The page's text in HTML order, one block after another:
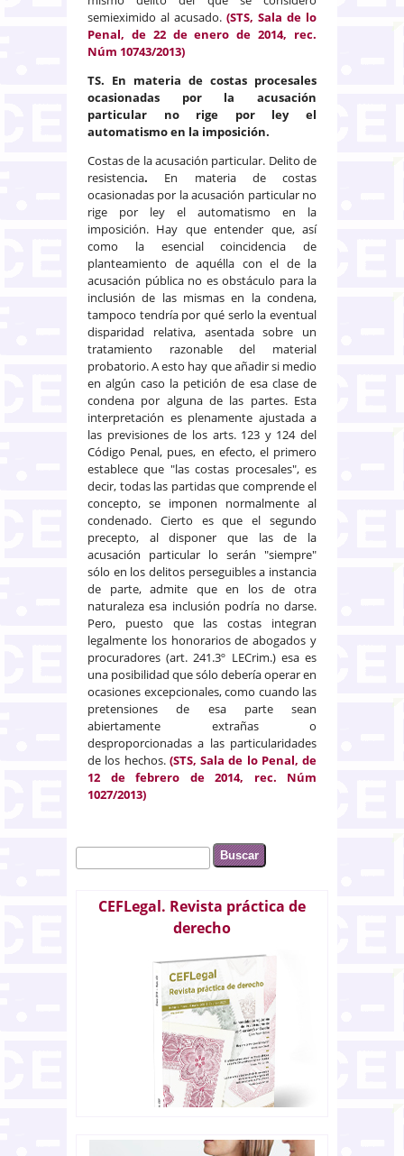
semieximido al acusado. (STS, Sala de lo
Penal, de 22 de enero de 2014, rec.
Núm 10743/2013)
TS. En materia de costas procesales
ocasionadas por la acusación
particular no rige por ley el
automatismo en la imposición.
Costas de la acusación particular. Delito de
resistencia. En materia de costas
ocasionadas por la acusación particular no
rige por ley el automatismo en la
imposición. Hay que entender que, así
como la esencial coincidencia de
planteamiento de aquélla con el de la
acusación pública no es obstáculo para la
inclusión de las mismas en la condena,
tampoco tendría por qué serlo la eventual
disparidad relativa, asentada sobre un
tratamiento razonable del material
probatorio. A esto hay que añadir si medio
en algún caso la petición de esa clase de
condena por alguna de las partes. Esta
interpretación es plenamente ajustada a
las previsiones de los arts. 123 y 124 del
Código Penal, pues, en efecto, el primero
establece que "las costas procesales", es
decir, todas las partidas que comprende el
concepto, se imponen normalmente al
condenado. Cierto es que el segundo
precepto, al disponer que las de la
acusación particular lo serán "siempre"
sólo en los delitos perseguibles a instancia
de parte, admite que en los de otra
naturaleza esa inclusión podría no darse.
Pero, puesto que las costas integran
legalmente los honorarios de abogados y
procuradores (art. 241.3º LECrim.) esa es
una posibilidad que sólo debería operar en
ocasiones excepcionales, como cuando las
pretensiones de esa parte sean
abiertamente extrañas o
desproporcionadas a las particularidades
de los hechos. (STS, Sala de lo Penal, de
12 de febrero de 2014, rec. Núm
1027/2013)
Formulario de búsqueda
Buscar
CEFLegal. Revista práctica de
derecho